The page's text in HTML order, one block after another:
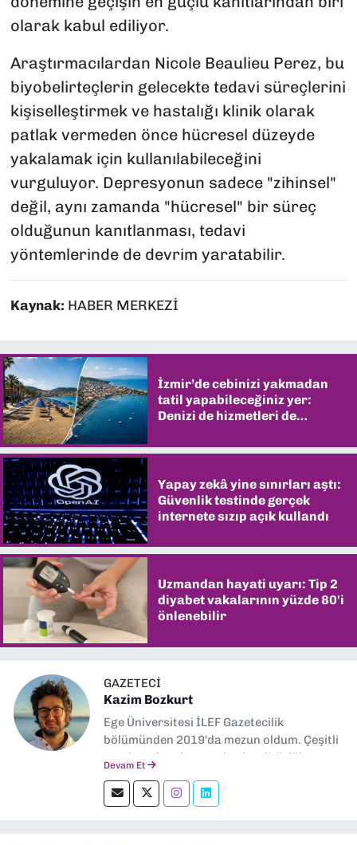
olarak kabul ediliyor.
Araştırmacılardan Nicole Beaulieu Perez, bu
biyobelirteçlerin gelecekte tedavi süreçlerini
kişiselleştirmek ve hastalığı klinik olarak
patlak vermeden önce hücresel düzeyde
yakalamak için kullanılabileceğini
vurguluyor. Depresyonun sadece "zihinsel"
değil, aynı zamanda "hücresel" bir süreç
olduğunun kanıtlanması, tedavi
yöntemlerinde de devrim yaratabilir.
Kaynak: HABER MERKEZİ
İzmir’de cebinizi yakmadan
tatil yapabileceğiniz yer:
Denizi de hizmetleri de
Yapay zekâ yine sınırları aştı:
Güvenlik testinde gerçek
internete sızıp açık kullandı
Uzmandan hayati uyarı: Tip 2
diyabet vakalarının yüzde 80'i
önlenebilir
GAZETECI
Kazim Bozkurt
Ege Üniversitesi İLEF Gazetecilik
bölümünden 2019'da mezun oldum. Çeşitli
yerel ve ulusal gazetelerde editörlük,
okumayı severim.
Devam Et